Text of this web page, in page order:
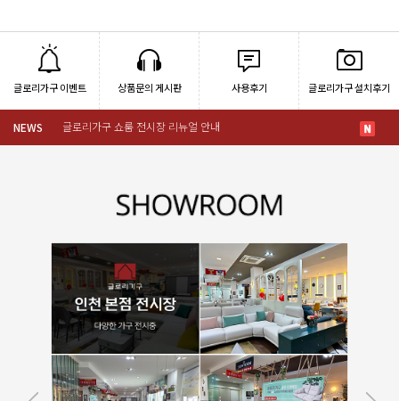
글로리가구 이벤트 상품문의 게시판 사용후기 글로리가구 설치후기
NEWS 글로리가구 쇼룸 전시장 리뉴얼 안내